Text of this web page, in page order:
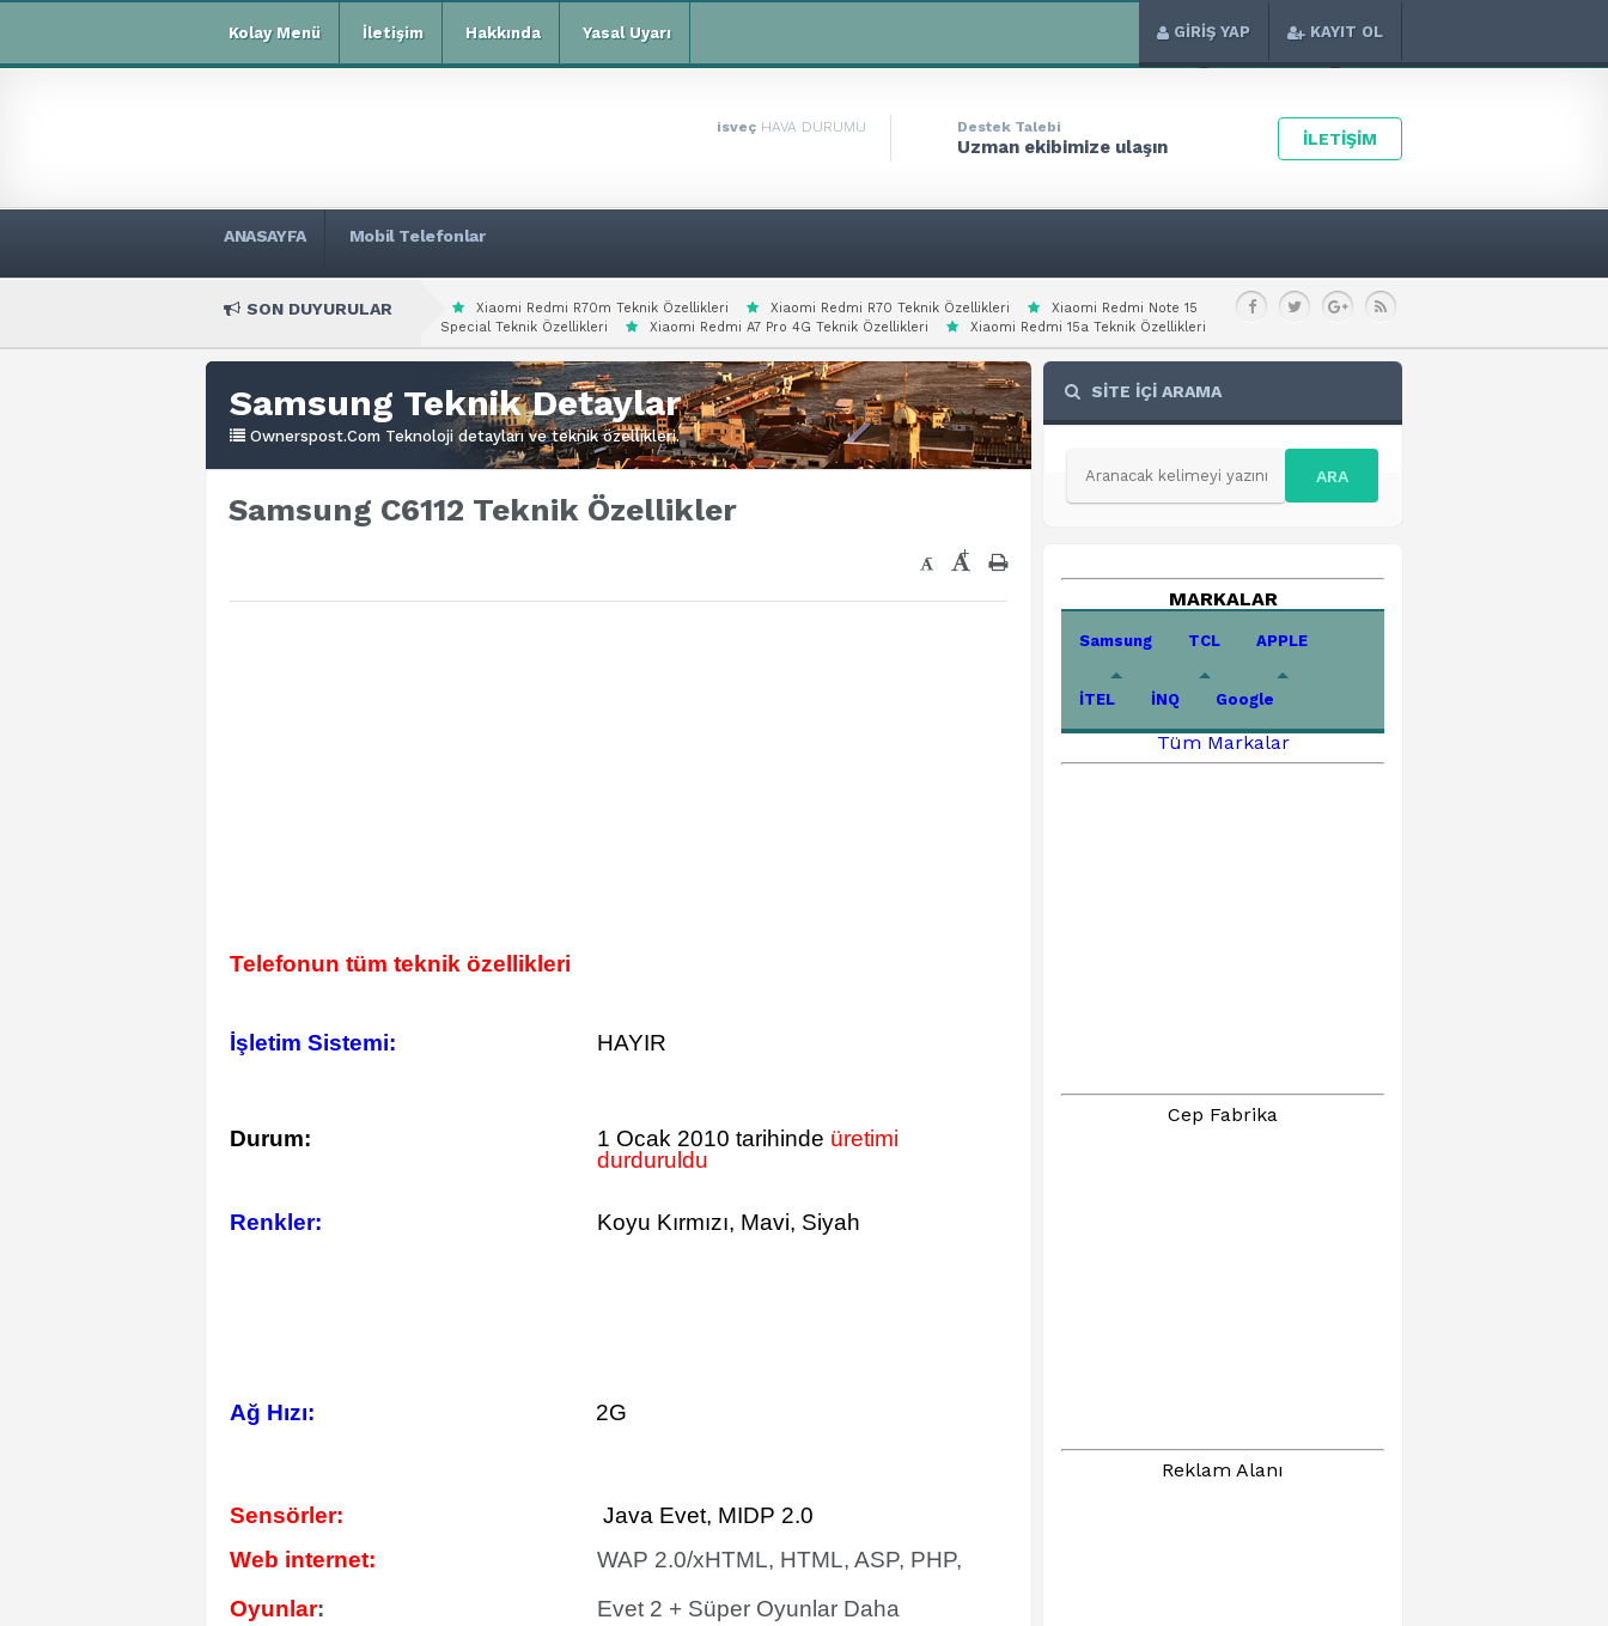
Kolay Menü İletişim Hakkında Yasal Uyarı GİRİŞ YAP KAYIT OL
isveç HAVA DURUMU Destek Talebi
Uzman ekibimize ulaşın İLETİŞİM
ANASAYFA Mobil Telefonlar
SON DUYURULAR Xiaomi Redmi R70m Teknik Özellikleri Xiaomi Redmi R70 Teknik Özellikleri
Xiaomi Redmi Note 15
Special Teknik Özellikleri
Xiaomi Redmi A7 Pro 4G Teknik Özellikleri Xiaomi Redmi 15a Teknik Özellikleri
Samsung Teknik Detaylar
Ownerspost.Com Teknoloji detayları ve teknik özellikleri.
Samsung C6112 Teknik Özellikler
- +
Telefonun tüm teknik özellikleri
İşletim Sistemi: HAYIR
Durum: 1 Ocak 2010 tarihinde üretimi
durduruldu
Renkler: Koyu Kırmızı, Mavi, Siyah
Ağ Hızı: 2G
Sensörler:
Web internet:
Oyunlar:
Java Evet, MIDP 2.0
WAP 2.0/xHTML, HTML, ASP, PHP,
Evet 2 + Süper Oyunlar Daha
SİTE İÇİ ARAMA
ARA
MARKALAR
Samsung TCL APPLE
İTEL İNQ Google
Tüm Markalar
Cep Fabrika
Reklam Alanı